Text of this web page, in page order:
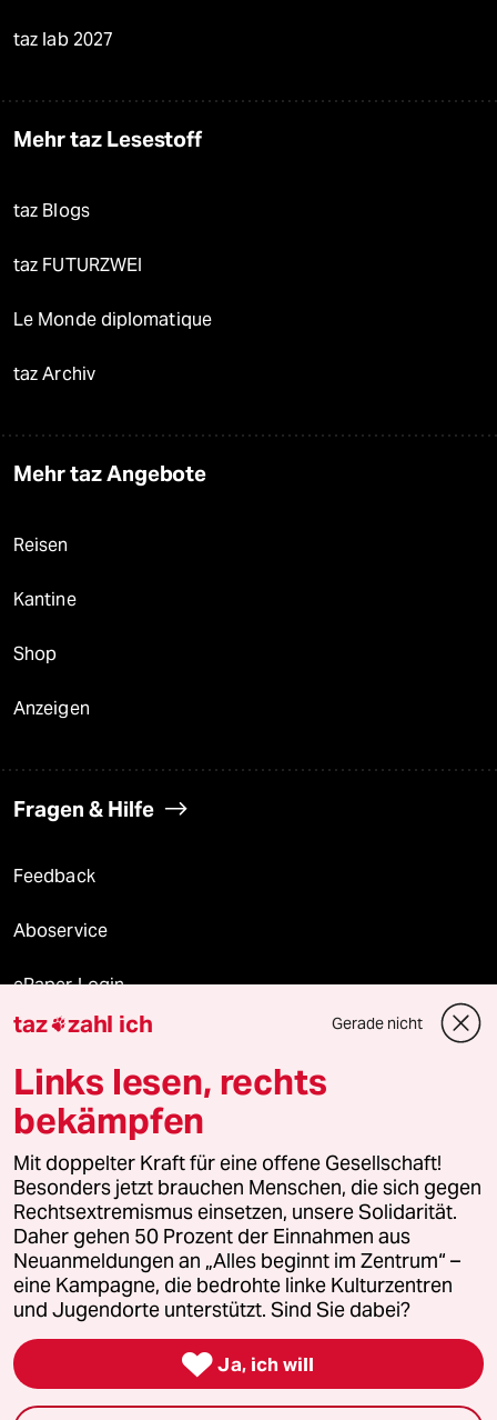
taz lab 2027
Mehr taz Lesestoff
taz Blogs
taz FUTURZWEI
Le Monde diplomatique
taz Archiv
Mehr taz Angebote
Reisen
Kantine
Shop
Anzeigen
Fragen & Hilfe
Feedback
Aboservice
ePaper Login
Downloads für Abonnierende
© 2026 taz Verlags und Vertriebs GmbH
Alle Rechte vorbehalten. Bei rechtlichen Fragen oder für Genehmigungen
wenden Sie sich bitte an
lizenzen@taz.de
Feedback Redaktionsstatut Kommune-Richtlinien
Leitlinie Informant Datenschutz Impressum AGB
Seitenwende Einwilligungen widerrufen (Ads)
taz zahl ich Gerade nicht
Links lesen, rechts
bekämpfen
Mit doppelter Kraft für eine offene Gesellschaft!
Besonders jetzt brauchen Menschen, die sich gegen
Rechtsextremismus einsetzen, unsere Solidarität.
Daher gehen 50 Prozent der Einnahmen aus
Neuanmeldungen an „Alles beginnt im Zentrum“ –
eine Kampagne, die bedrohte linke Kulturzentren
und Jugendorte unterstützt. Sind Sie dabei?
 Ja, ich will